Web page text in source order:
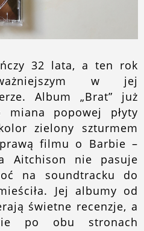
32 lata, a ten rok
w jej
Album „Brat” już
popowej płyty
zielony szturmem
filmu o Barbie –
Aitchison nie pasuje
na soundtracku do
Jej albumy od
świetne recenzje, a
po obu stronach